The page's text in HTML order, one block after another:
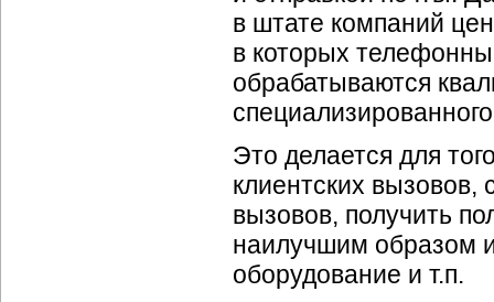
в штате компаний
в которых
обрабатываются
Это делается для
клиентских
вызовов, получить
наилучшим образом
оборудование и т.п.